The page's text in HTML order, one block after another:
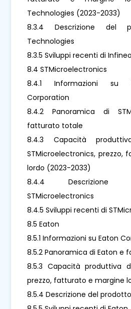
Technologies (2023-2033)
8.3.4 Descrizione del
Technologies
8.3.5 Sviluppi recenti di
8.4 STMicroelectronics
8.4.1 Informazioni su
Corporation
8.4.2 Panoramica di
fatturato totale
8.4.3 Capacità
STMicroelectronics, prezzo,
lordo (2023-2033)
8.4.4 Descrizione
STMicroelectronics
8.4.5 Sviluppi recenti di
8.5 Eaton
8.5.1 Informazioni su Eaton
8.5.2 Panoramica di Eaton e
8.5.3 Capacità produttiva
prezzo, fatturato e margine
8.5.4 Descrizione del